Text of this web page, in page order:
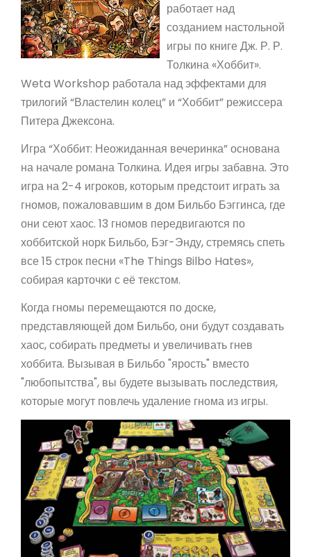
работает над
созданием настольной
игры по книге Дж. Р. Р.
Толкина «Хоббит».
Weta Workshop работала над эффектами для
трилогий “Властелин колец” и “Хоббит” режиссера
Питера Джексона.
Игра “Хоббит: Неожиданная вечеринка” основана
на начале романа Толкина. Идея игры забавна. Это
игра на 2-4 игроков, которым предстоит играть за
гномов, пожаловавшим в дом Бильбо Бэггинса, где
они сеют хаос. 13 гномов передвигаются по
хоббитской норк Бильбо, Бэг-Энду, стремясь спеть
все 15 строк песни «The Things Bilbo Hates»,
собирая карточки с её текстом.
Когда гномы перемещаются по доске,
представляющей дом Бильбо, они будут создавать
хаос, собирать предметы и увеличивать гнев
хоббита. Вызывая в Бильбо "ярость" вместо
"любопытства", вы будете вызывать последствия,
которые могут повлечь удаление гнома из игры.